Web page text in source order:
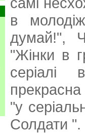
в
думай!",
"Жінки в
серіалі
"у
Солдати ".